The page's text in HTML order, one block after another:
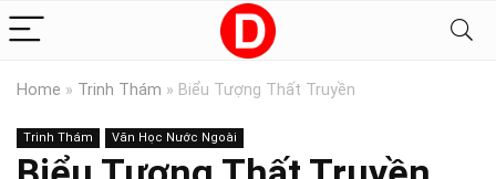
Home » Trinh Thám » Biểu Tượng Thất Truyền
Trinh Thám Văn Học Nước Ngoài